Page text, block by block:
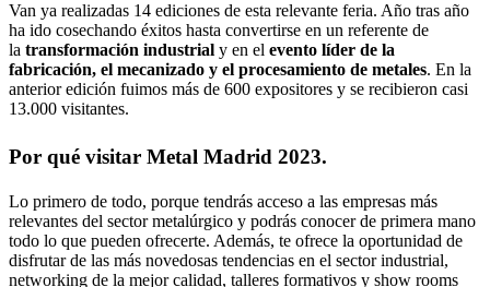
Van ya realizadas 14 ediciones de esta relevante feria. Año tras año
ha ido cosechando éxitos hasta convertirse en un referente de
la transformación industrial y en el evento líder de la
fabricación, el mecanizado y el procesamiento de metales. En la
anterior edición fuimos más de 600 expositores y se recibieron casi
13.000 visitantes.
Por qué visitar Metal Madrid 2023.
Lo primero de todo, porque tendrás acceso a las empresas más
relevantes del sector metalúrgico y podrás conocer de primera mano
todo lo que pueden ofrecerte. Además, te ofrece la oportunidad de
disfrutar de las más novedosas tendencias en el sector industrial,
networking de la mejor calidad, talleres formativos y show rooms